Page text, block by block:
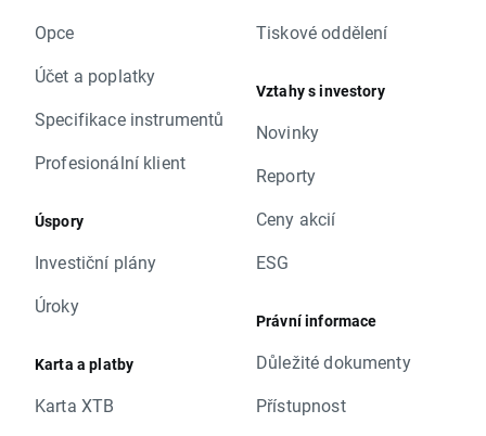
Opce
Účet a poplatky
Specifikace instrumentů
Profesionální klient
Úspory
Investiční plány
Úroky
Karta a platby
Karta XTB
Tiskové oddělení
Vztahy s investory
Novinky
Reporty
Ceny akcií
ESG
Právní informace
Důležité dokumenty
Přístupnost